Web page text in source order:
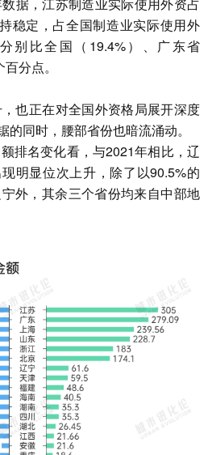
稳定，占全国制造业实际使用外
别比全国（19.4%）、广东省
分点。
也正在对全国外资格局展开深度
同时，腰部省份也暗流涌动。
排名变化看，与2021年相比，辽
明显位次上升，除了以90.5%的
外，其余三个省份均来自中部地